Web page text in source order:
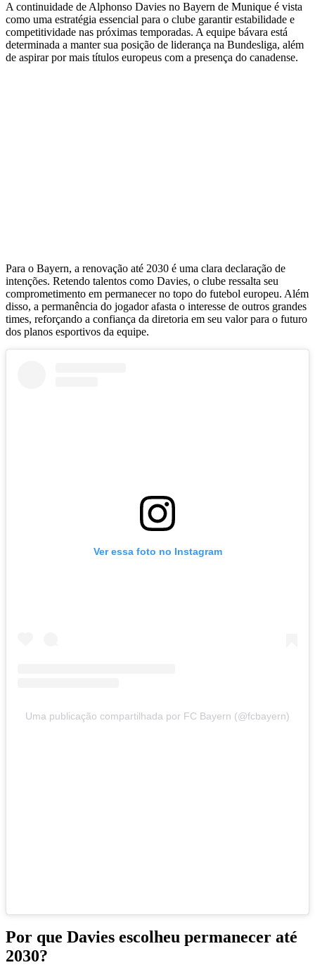
A continuidade de Alphonso Davies no Bayern de Munique é vista
como uma estratégia essencial para o clube garantir estabilidade e
competitividade nas próximas temporadas. A equipe bávara está
determinada a manter sua posição de liderança na Bundesliga, além
de aspirar por mais títulos europeus com a presença do canadense.
Para o Bayern, a renovação até 2030 é uma clara declaração de
intenções. Retendo talentos como Davies, o clube ressalta seu
comprometimento em permanecer no topo do futebol europeu. Além
disso, a permanência do jogador afasta o interesse de outros grandes
times, reforçando a confiança da diretoria em seu valor para o futuro
dos planos esportivos da equipe.
Ver essa foto no Instagram
Uma publicação compartilhada por FC Bayern (@fcbayern)
Por que Davies escolheu permanecer até
2030?